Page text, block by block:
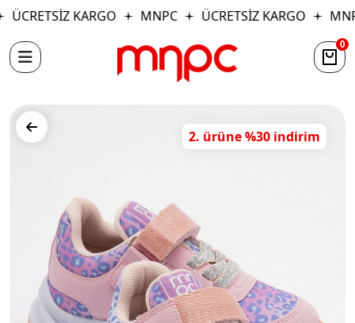
ÜCRETSİZ KARGO MNPC ÜCRETSİZ KARGO
0
2. ürüne %30 indirim